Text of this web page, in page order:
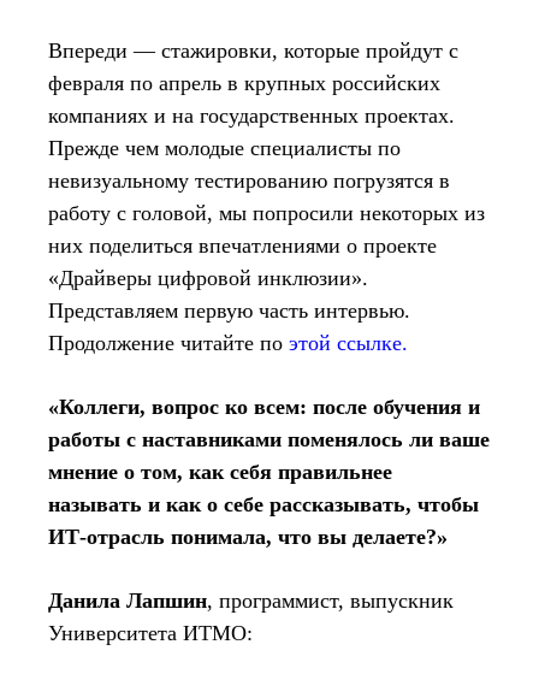
Впереди — стажировки, которые пройдут с
февраля по апрель в крупных российских
компаниях и на государственных проектах.
Прежде чем молодые специалисты по
невизуальному тестированию погрузятся в
работу с головой, мы попросили некоторых из
них поделиться впечатлениями о проекте
«Драйверы цифровой инклюзии».
Представляем первую часть интервью.
Продолжение читайте по этой ссылке.
«Коллеги, вопрос ко всем: после обучения и
работы с наставниками поменялось ли ваше
мнение о том, как себя правильнее
называть и как о себе рассказывать, чтобы
ИТ‑отрасль понимала, что вы делаете?»
Данила Лапшин, программист, выпускник
Университета ИТМО: